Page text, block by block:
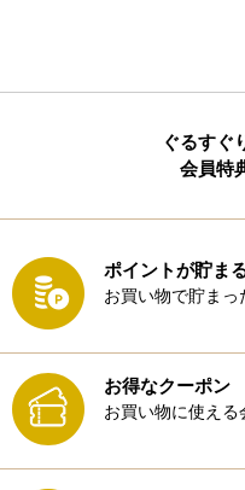
ぐるすぐ
会員特
ポイントが貯ま
お買い物で貯ま
お得なクーポン
お買い物に使え